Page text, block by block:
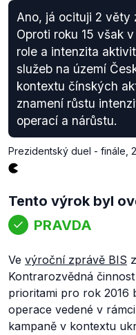
Ano, já ocituji 2 věty
Oproti roku 15 však
role a intenzita
služeb na území
kontextu čínských
znamení růstu
operací a nárůstu.
Prezidentský duel - finále
Tento výrok byl
PRAVDA
Ve výroční zprávě BIS
Kontrarozvědná činnost
prioritami pro rok 2016
operace vedené v
kampaně v kontextu